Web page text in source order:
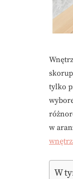
tylko
w
W